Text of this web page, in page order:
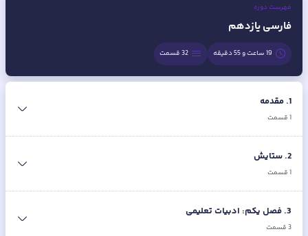
فهرست دوره
فارسی یازدهم
19 ساعت و 55 دقیقه 32قسمت
1
. مقدمه
1قسمت
2
. ستایش
1قسمت
3
. فصل یکم: ادبیات تعلیمی
3قسمت